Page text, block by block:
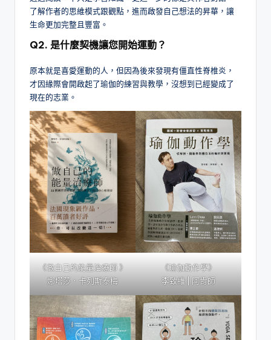
了解作者的思維模式跟觀點，進而啟發自己想法的昇華，讓
生命更加完整且豐富。
Q2. 是什麼契機讓您開始運動？
原本就是喜愛運動的人，但因為後來發現有僵直性脊椎炎，
才因緣際會開啟起了瑜伽的練習與教學，沒想到已經變成了
現在的志業。
《做自己的能量治療師 》
娜塔莎．卡列斯泰梅
《瑜伽動作學》
李致維 | 阿肯師